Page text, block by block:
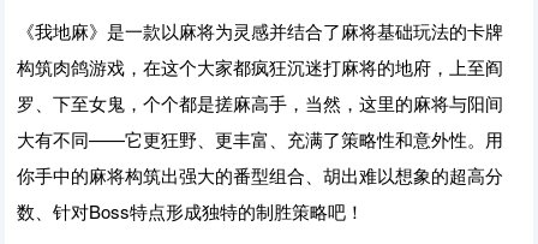
《我地麻》是一款以麻将为灵感并结合了麻将基础玩法的卡牌
构筑肉鸽游戏，在这个大家都疯狂沉迷打麻将的地府，上至阎
罗、下至女鬼，个个都是搓麻高手，当然，这里的麻将与阳间
大有不同——它更狂野、更丰富、充满了策略性和意外性。用
你手中的麻将构筑出强大的番型组合、胡出难以想象的超高分
数、针对Boss特点形成独特的制胜策略吧！